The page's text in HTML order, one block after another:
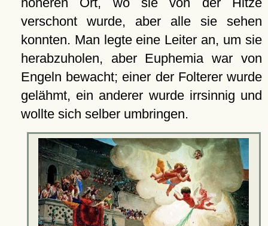
verschont wurde, aber alle sie sehen
konnten. Man legte eine Leiter an, um sie
herabzuholen, aber Euphemia war von
Engeln bewacht; einer der Folterer wurde
gelähmt, ein anderer wurde irrsinnig und
wollte sich selber umbringen.